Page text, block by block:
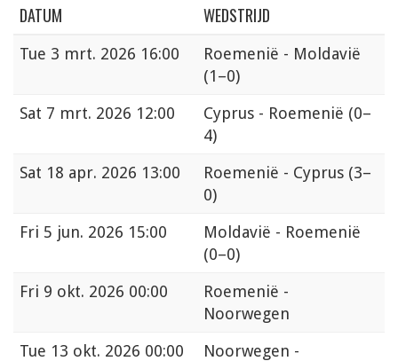
DATUM WEDSTRIJD
Tue 3 mrt. 2026 16:00
Roemenië - Moldavië
(1–0)
Sat 7 mrt. 2026 12:00 Cyprus - Roemenië (0–
4)
Sat 18 apr. 2026 13:00 Roemenië - Cyprus (3–
0)
Fri 5 jun. 2026 15:00
Moldavië - Roemenië
(0–0)
Fri 9 okt. 2026 00:00
Roemenië -
Noorwegen
Tue 13 okt. 2026 00:00
Noorwegen -